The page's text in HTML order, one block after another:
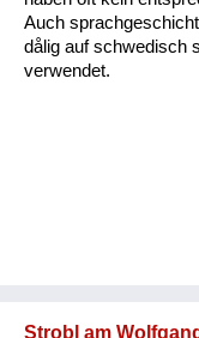
Auch
dålig auf schwedisch
verwendet.
Strobl am